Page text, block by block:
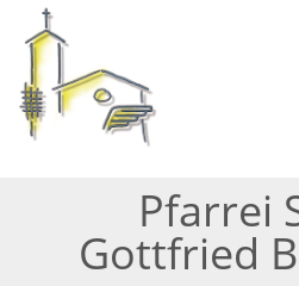
Pfarrei
Gottfried